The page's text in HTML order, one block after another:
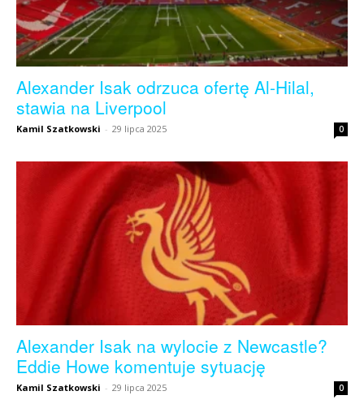
Alexander Isak odrzuca ofertę Al-Hilal,
stawia na Liverpool
Kamil Szatkowski - 29 lipca 2025 0
Alexander Isak na wylocie z Newcastle?
Eddie Howe komentuje sytuację
Kamil Szatkowski - 29 lipca 2025 0